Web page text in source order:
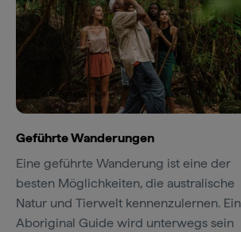
Geführte Wanderungen
Eine geführte Wanderung ist eine der
besten Möglichkeiten, die australische
Natur und Tierwelt kennenzulernen. Ein
Aboriginal Guide wird unterwegs sein